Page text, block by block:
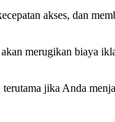
akses, dan
merugikan biaya
jika Anda